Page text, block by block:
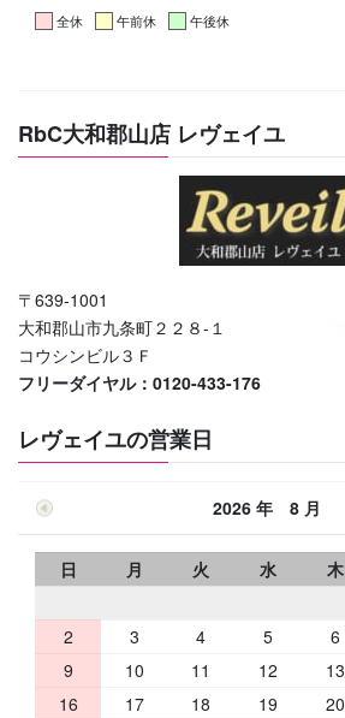
全休 午前休
午後休
RbC大和郡山店 レヴェイユ
〒639-1001
大和郡山市九条町２２８-１
コウシンビル３Ｆ
フリーダイヤル：0120-433-176
レヴェイユの営業日
2026 年 8 月
日 月 火 水 木
2
3 4 5 6
9
10 11 12 13
16
17 18 19 20